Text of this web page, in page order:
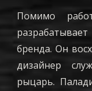
Помимо
бренда. Он
дизайнер
рыцарь.